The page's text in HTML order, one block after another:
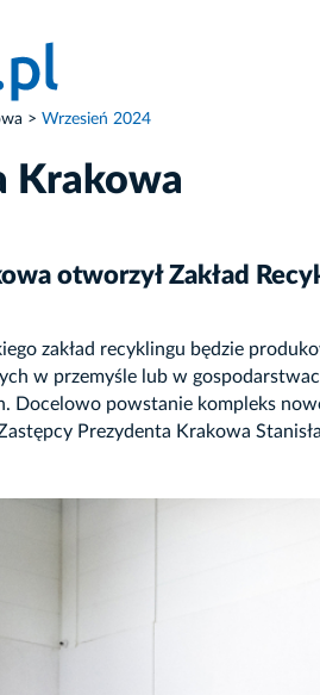
Wrzesień 2024
Krakowa
otworzył Zakład
zakład recyklingu będzie
w przemyśle lub w
Docelowo powstanie kompleks
Prezydenta Krakowa